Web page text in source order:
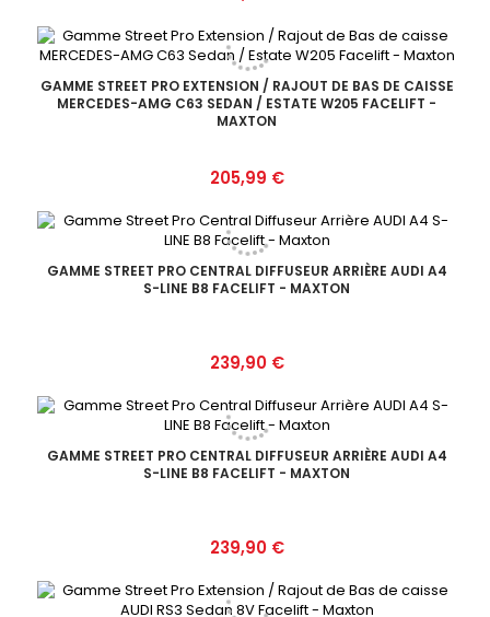
GAMME STREET PRO EXTENSION / RAJOUT DE BAS DE CAISSE
MERCEDES-AMG C63 SEDAN / ESTATE W205 FACELIFT -
MAXTON
Prix
205,99 €
GAMME STREET PRO CENTRAL DIFFUSEUR ARRIÈRE AUDI A4
S-LINE B8 FACELIFT - MAXTON
Prix
239,90 €
GAMME STREET PRO CENTRAL DIFFUSEUR ARRIÈRE AUDI A4
S-LINE B8 FACELIFT - MAXTON
Prix
239,90 €